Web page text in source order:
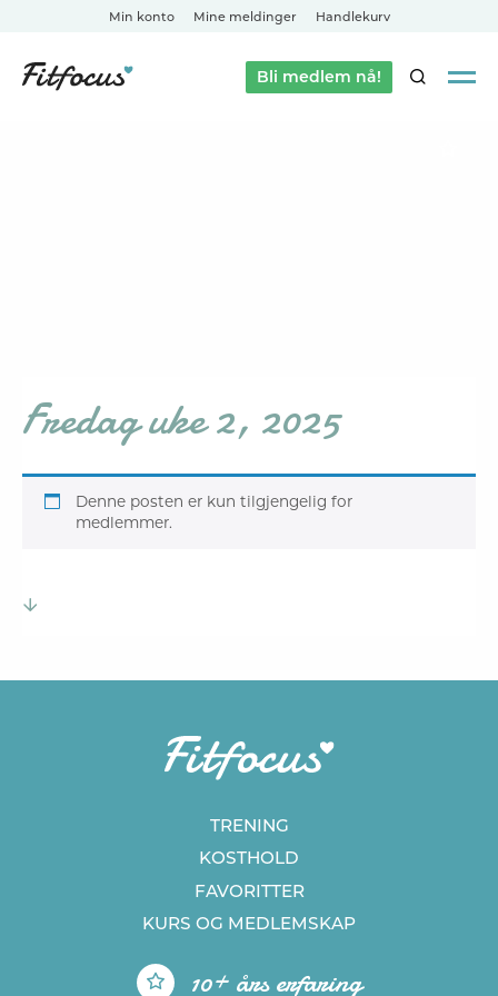
Min konto Mine meldinger Handlekurv
Bli medlem nå!SØK
Fredag uke 2, 2025
Denne posten er kun tilgjengelig for
medlemmer.
TRENING
KOSTHOLD
FAVORITTER
KURS OG MEDLEMSKAP
10+ års erfaring